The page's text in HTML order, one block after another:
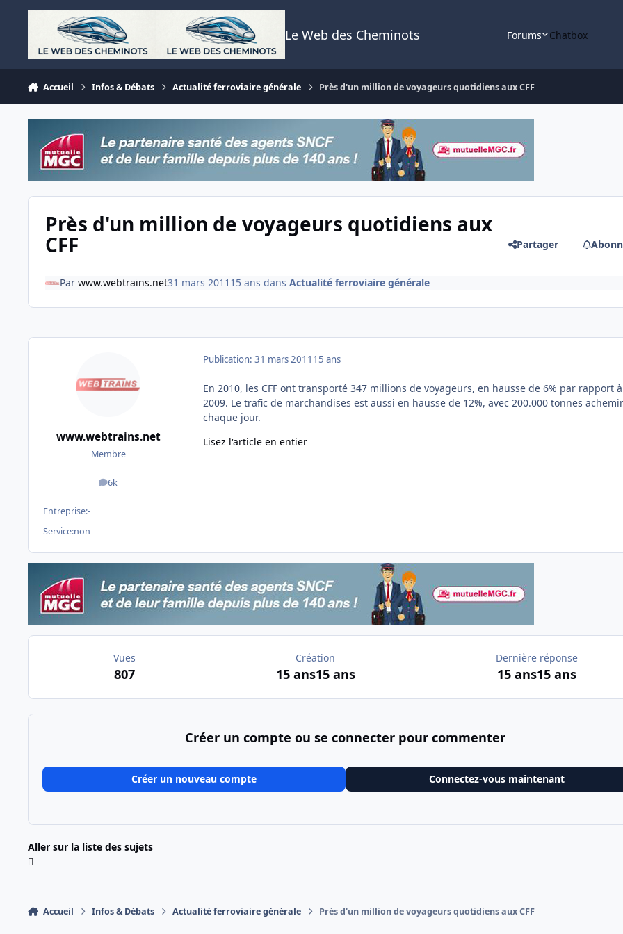
Aller au contenu
Le Web des Cheminots Forums Chatbox
Accueil Infos & Débats Actualité ferroviaire générale Près d'un million de voyageurs quotidiens aux CFF
Près d'un million de voyageurs quotidiens aux
CFF Partager
Par www.webtrains.net31 mars 2011 15 ans dans Actualité ferroviaire générale
www.webtrains.net
Membre
6k
messages
Entreprise:-
Service:non
Publication: 31 mars 2011 15 ans
En 2010, les CFF ont transporté 347 millions de voyageurs, en hausse de 6% par rapport à
2009. Le trafic de marchandises est aussi en hausse de 12%, avec 200.000 tonnes
chaque jour.
Lisez l'article en entier
Vues
807
Création
15 ans15 ans
Dernière réponse
15 ans15 ans
Créer un compte ou se connecter pour commenter
Créer un nouveau compte Connectez-vous maintenant
Aller sur la liste des sujets
Accueil Infos & Débats Actualité ferroviaire générale Près d'un million de voyageurs quotidiens aux CFF